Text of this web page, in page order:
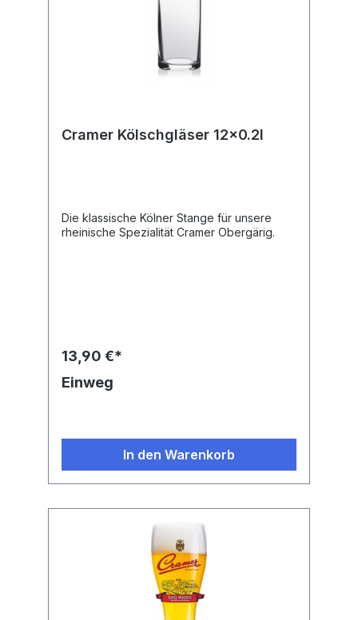
Cramer Kölschgläser 12x0.2l
Die klassische Kölner Stange für unsere
rheinische Spezialität Cramer Obergärig.
13,90 €*
Einweg
In den Warenkorb